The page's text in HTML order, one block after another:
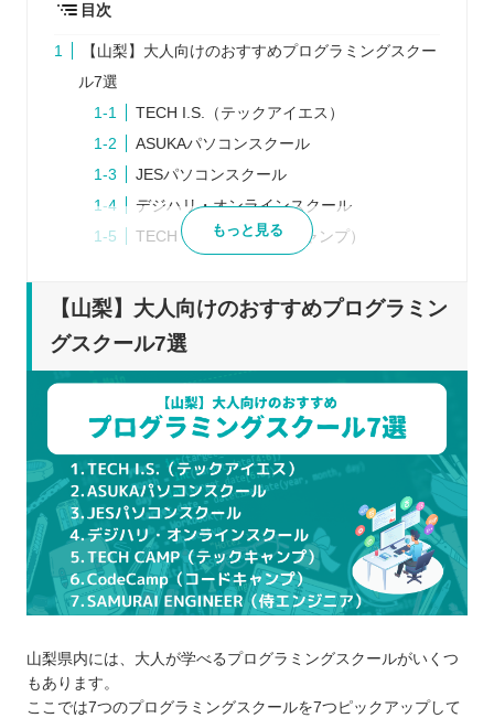
目次
【山梨】大人向けのおすすめプログラミングスクー
ル7選
TECH I.S.（テックアイエス）
ASUKAパソコンスクール
JESパソコンスクール
デジハリ・オンラインスクール
TECH CAMP（テックキャンプ）
SAMURAI ENGINEER（侍エンジニア）
イント
どの程度の予算や時間を確保できるか決め
る
口コミや体験談から自分にあっているか見
極める
説明会や体験レッスンを積極的に利用する
最初から1ヶ所に絞らない
プログラミングスクールを比較するときの5つのポ
しっかりとサポートしてくれるスクールか
スケジュールは詰まり過ぎていないか
もっと見る
【山梨】大人向けのおすすめプログラミン
グスクール7選
山梨県内には、大人が学べるプログラミングスクールがいくつ
もあります。
ここでは7つのプログラミングスクールを7つピックアップして